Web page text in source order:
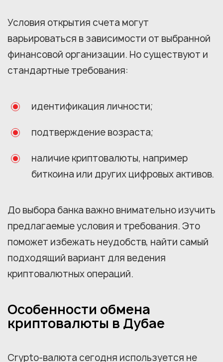
Условия открытия счета могут
варьироваться в зависимости от выбранной
финансовой организации. Но существуют и
стандартные требования:
идентификация личности;
подтверждение возраста;
наличие криптовалюты, например
биткоина или других цифровых активов.
До выбора банка важно внимательно изучить
предлагаемые условия и требования. Это
поможет избежать неудобств, найти самый
подходящий вариант для ведения
криптовалютных операций.
Особенности обмена
криптовалюты в Дубае
Crypto-валюта сегодня используется не